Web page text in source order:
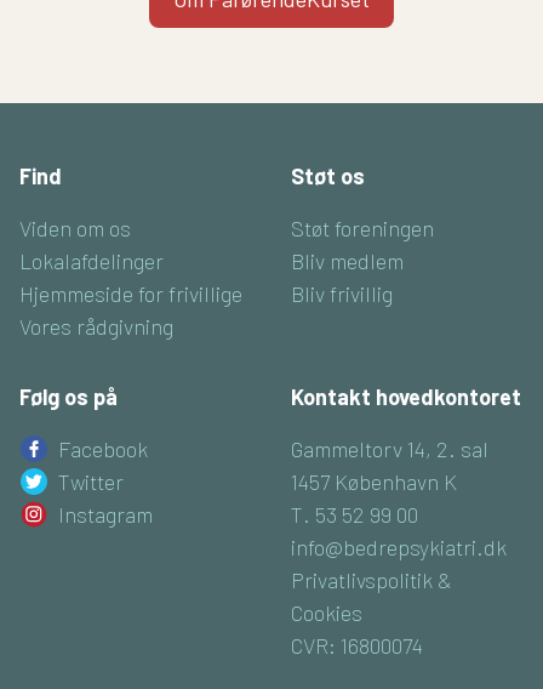
Find
Viden om os
Lokalafdelinger
Hjemmeside for frivillige
Vores rådgivning
Støt os
Støt foreningen
Bliv medlem
Bliv frivillig
Følg os på
Facebook
Twitter
Instagram
Kontakt hovedkontoret
Gammeltorv 14, 2. sal
1457 København K
T. 53 52 99 00
info@bedrepsykiatri.dk
Privatlivspolitik &
Cookies
CVR: 16800074